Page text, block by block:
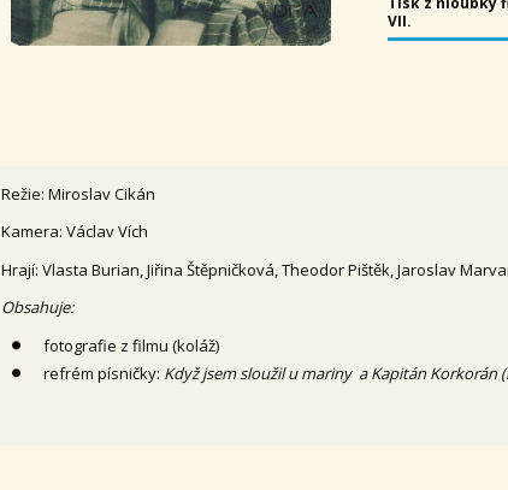
VII.
Režie: Miroslav Cikán
Kamera: Václav Vích
Hrají: Vlasta Burian, Jiřina Štěpničková, Theodor Pištěk, Jaroslav
Obsahuje:
fotografie z filmu (koláž)
refrém písničky: Když jsem sloužil u mariny a Kapitán Korkorán